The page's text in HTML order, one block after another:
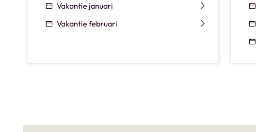
Vakantie januari
Vakantie februari